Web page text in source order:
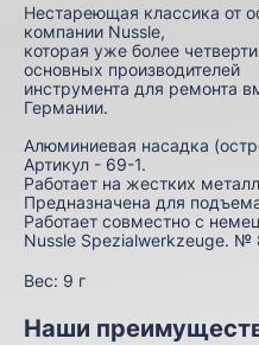
Нестареющая классика от
компании Nussle,
которая уже более
основных производителей
инструмента для ремонта
Германии.
Алюминиевая насадка
Артикул - 69-1.
Работает на жестких
Предназначена для
Работает совместно с
Nussle Spezialwerkzeuge. №
Вес: 9 г
Наши